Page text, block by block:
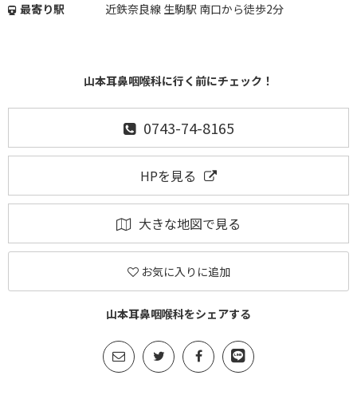
最寄り駅
近鉄奈良線 生駒駅 南口から徒歩2分
山本耳鼻咽喉科に行く前にチェック！
0743-74-8165
HPを見る
大きな地図で見る
お気に入りに追加
山本耳鼻咽喉科をシェアする